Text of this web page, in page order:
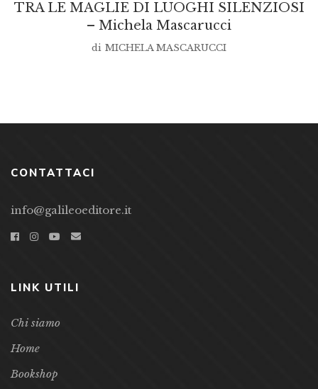
TRA LE MAGLIE DI LUOGHI SILENZIOSI
– Michela Mascarucci
di MICHELA MASCARUCCI
CONTATTACI
info@galileoeditore.it
LINK UTILI
Chi siamo
Home
Bookshop